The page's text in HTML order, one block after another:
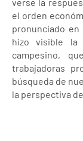
el orden
pronunciado
hizo visible la
campesino,
trabajadoras
búsqueda de
la perspectiva